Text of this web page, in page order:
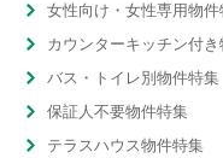
女性向け・女性専用物件
カウンターキッチン付
バス・トイレ別物件特集
保証人不要物件特集
テラスハウス物件特集